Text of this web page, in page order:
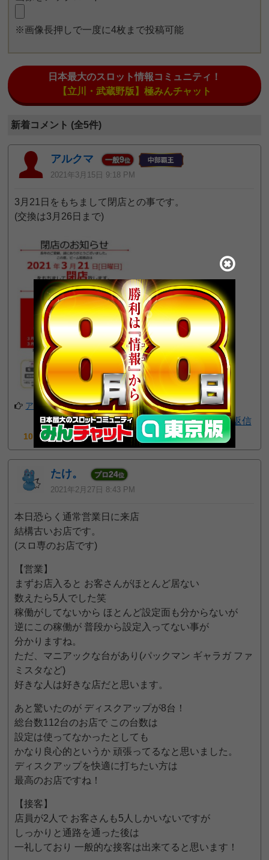
※画像長押しで一度に4枚まで投稿可能
日本最大のスロット情報コミュニティ！
【立川・武蔵野版】極みんチャット
新着コメント (全5件)
アルクマ 一般9位
2021年3月15日 9:18 PM
3月21日をもちまして閉店との事です。
(交換は3月26日まで)
アプリでフォローする
1 返信
10pt GET!
たけ。 プロ24位
2021年2月27日 8:43 PM
本日恐らく通常営業日に来店
結構古いお店です。
(スロ専のお店です)
【営業】
まずお店入ると お客さんがほとんど居ない
数えたら5人でした笑
稼働がしてないから ほとんど設定面も分からないが
逆にこの稼働が 普段から設定入ってない事が
分かりますね。
ただ、マニアックな台があり(パックマン ギャラガ ファ
ミスタなど)
好きな人は好きな店だと思います。
あと驚いたのが ディスクアップが8台！
総台数112台のお店で この台数は
設定は使ってなかったとしても
かなり良心的というか 頑張ってるなと思いました。
ディスクアップを快適に打ちたい方は
最高のお店ですね！
【接客】
店員が2人で お客さんも5人しかいないですが
しっかりと通路を通った後は
一礼しており 一般的な接客は出来てると思います！